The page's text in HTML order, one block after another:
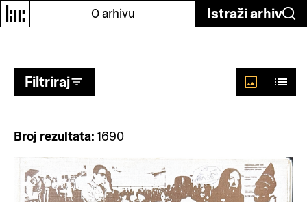
O arhivu Istraži arhiv
Filtriraj
Broj rezultata: 1690
Odaberi autore